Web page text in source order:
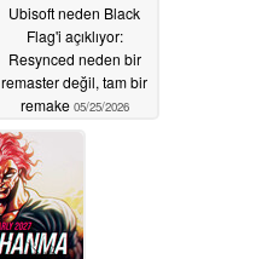
Ubisoft neden Black
Flag'i açıklıyor:
Resynced neden bir
remaster değil, tam bir
remake 05/25/2026